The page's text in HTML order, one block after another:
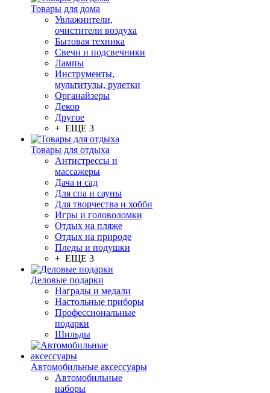
Товары для дома
Увлажнители,
очистители воздуха
Бытовая техника
Свечи и подсвечники
Лампы
Инструменты,
мультитулы, рулетки
Органайзеры
Декор
Другое
+ ЕЩЕ 3
Товары для отдыха
Антистрессы и
массажеры
Дача и сад
Для спа и сауны
Для творчества и хобби
Игры и головоломки
Отдых на пляже
Отдых на природе
Пледы и подушки
+ ЕЩЕ 3
Деловые подарки
Награды и медали
Настольные приборы
Профессиональные
подарки
Шильды
Автомобильные аксессуары
Автомобильные
наборы